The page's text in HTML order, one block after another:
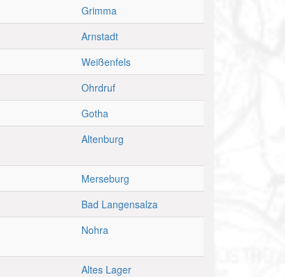
Grimma
Arnstadt
Weißenfels
Ohrdruf
Gotha
Altenburg
Merseburg
Bad Langensalza
Nohra
Altes Lager